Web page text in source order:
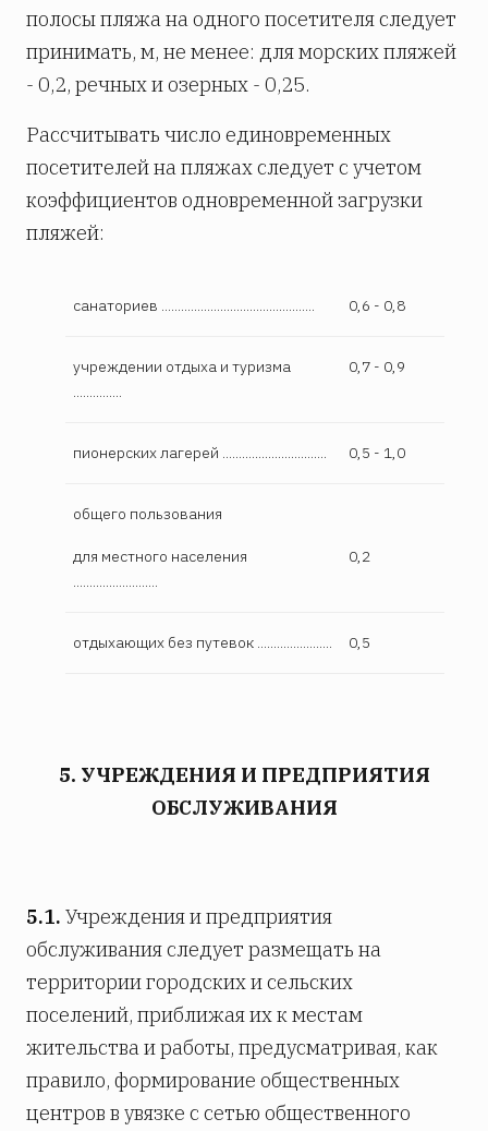
полосы пляжа на одного посетителя следует
принимать, м, не менее: для морских пляжей
- 0,2, речных и озерных - 0,25.
Рассчитывать число единовременных
посетителей на пляжах следует с учетом
коэффициентов одновременной загрузки
пляжей:
санаториев ............................................... 0,6 - 0,8
учреждении отдыха и туризма
...............
0,7 - 0,9
пионерских лагерей ................................ 0,5 - 1,0
общего пользования
для местного населения
..........................
0,2
отдыхающих без путевок ....................... 0,5
5. УЧРЕЖДЕНИЯ И ПРЕДПРИЯТИЯ
ОБСЛУЖИВАНИЯ
5.1. Учреждения и предприятия
обслуживания следует размещать на
территории городских и сельских
поселений, приближая их к местам
жительства и работы, предусматривая, как
правило, формирование общественных
центров в увязке с сетью общественного